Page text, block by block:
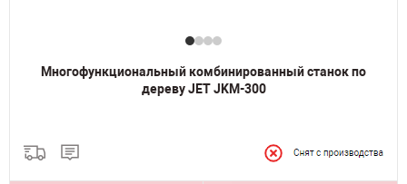
Многофункциональный комбинированный станок по
дереву JET JKM-300